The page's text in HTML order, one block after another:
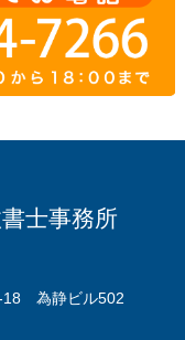
士事務所
18 為静ビル502